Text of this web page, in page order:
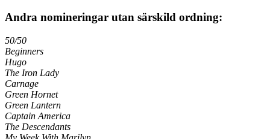
Andra nomineringar utan särskild ordning:
50/50
Beginners
Hugo
The Iron Lady
Carnage
Green Hornet
Green Lantern
Captain America
The Descendants